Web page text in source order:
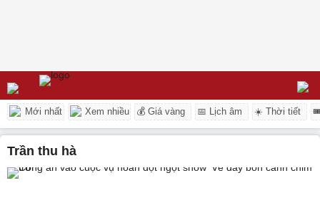
Mới nhất Xem nhiều 💰 Giá vàng 📅 Lịch âm ☀️ Thời tiết
trần thu hà